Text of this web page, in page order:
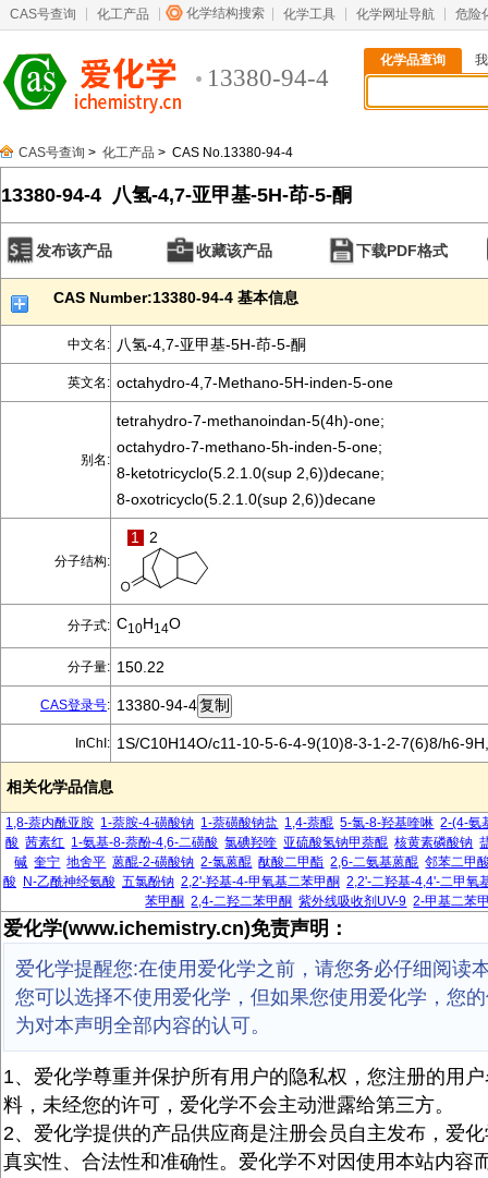
CAS号查询 化工产品 化学结构搜索 化学工具 化学网址导航 危险
13380-94-4
化学品查询
CAS号查询 > 化工产品 > CAS No.13380-94-4
13380-94-4 八氢-4,7-亚甲基-5H-茚-5-酮
发布该产品 收藏该产品 下载PDF格式
CAS Number:13380-94-4 基本信息
中文名: 八氢-4,7-亚甲基-5H-茚-5-酮
英文名: octahydro-4,7-Methano-5H-inden-5-one
别名:
tetrahydro-7-methanoindan-5(4h)-one;
octahydro-7-methano-5h-inden-5-one;
8-ketotricyclo(5.2.1.0(sup 2,6))decane;
8-oxotricyclo(5.2.1.0(sup 2,6))decane
分子结构:
1 2
分子式: C10H14O
分子量: 150.22
CAS登录号: 13380-94-4
InChI: 1S/C10H14O/c11-10-5-6-4-9(10)8-3-1-2-7(6)8/h6-
相关化学品信息
1,8-萘内酰亚胺 1-萘胺-4-磺酸钠 1-萘磺酸钠盐 1,4-萘醌 5-氯-8-羟基喹啉 2-(4-氨
酸 茜素红 1-氨基-8-萘酚-4,6-二磺酸 氯碘羟喹 亚硫酸氢钠甲萘醌 核黄素磷酸钠
碱 奎宁 地舍平 蒽醌-2-磺酸钠 2-氯蒽醌 酞酸二甲酯 2,6-二氨基蒽醌 邻苯二甲
酸
N-乙酰神经氨酸 五氯酚钠 2,2'-羟基-4-甲氧基二苯甲酮 2,2'-二羟基-4,4'-二甲氧
苯甲酮 2,4-二羟二苯甲酮 紫外线吸收剂UV-9 2-甲基二苯
爱化学(www.ichemistry.cn)免责声明：
爱化学提醒您:在使用爱化学之前，请您务必仔细阅读
您可以选择不使用爱化学，但如果您使用爱化学，您
为对本声明全部内容的认可。
1、爱化学尊重并保护所有用户的隐私权，您注册的用
料，未经您的许可，爱化学不会主动泄露给第三方。
2、爱化学提供的产品供应商是注册会员自主发布，爱
真实性、合法性和准确性。爱化学不对因使用本站内容